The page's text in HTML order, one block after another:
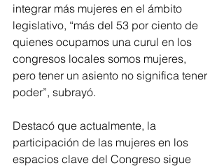
integrar más mujeres en el ámbito
legislativo, “más del 53 por ciento de
quienes ocupamos una curul en los
congresos locales somos mujeres,
pero tener un asiento no significa tener
poder”, subrayó.
Destacó que actualmente, la
participación de las mujeres en los
espacios clave del Congreso sigue